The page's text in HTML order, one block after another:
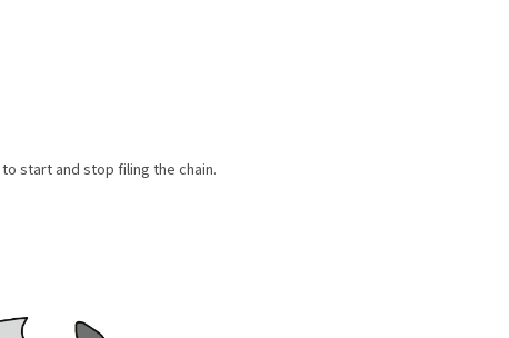
start and stop filing the chain.